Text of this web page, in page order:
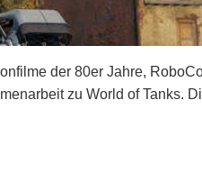
der 80er Jahre,
zu World of Tanks.